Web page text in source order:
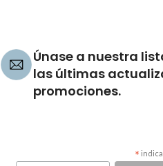
Únase a nuestra
las últimas
promociones.
*